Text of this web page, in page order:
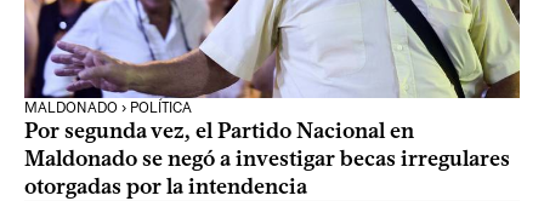
MALDONADO › POLÍTICA
Por segunda vez, el Partido Nacional en
Maldonado se negó a investigar becas irregulares
otorgadas por la intendencia